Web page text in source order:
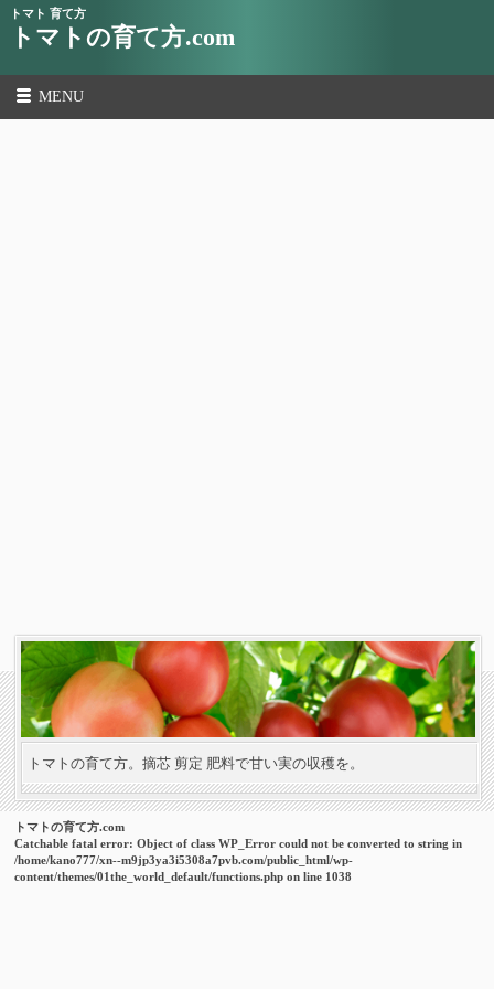
トマト 育て方
トマトの育て方.com
MENU
トマトの育て方。摘芯 剪定 肥料で甘い実の収穫を。
トマトの育て方.com
Catchable fatal error: Object of class WP_Error could not be converted to string in
/home/kano777/xn--m9jp3ya3i5308a7pvb.com/public_html/wp-
content/themes/01the_world_default/functions.php on line 1038